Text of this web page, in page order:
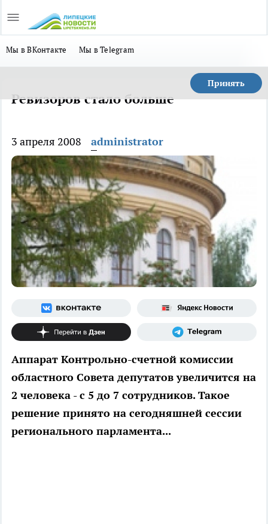
Мы в ВКонтакте Мы в Telegram
Принять
Ревизоров стало больше
3 апреля 2008 administrator
Аппарат Контрольно-счетной комиссии
областного Совета депутатов увеличится на
2 человека - с 5 до 7 сотрудников. Такое
решение принято на сегодняшней сессии
регионального парламента...